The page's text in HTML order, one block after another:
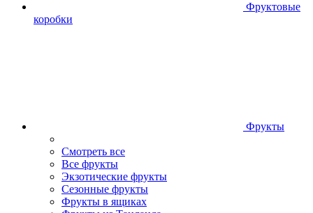
Фруктовые
коробки
Фрукты
Смотреть все
Все фрукты
Экзотические фрукты
Сезонные фрукты
Фрукты в ящиках